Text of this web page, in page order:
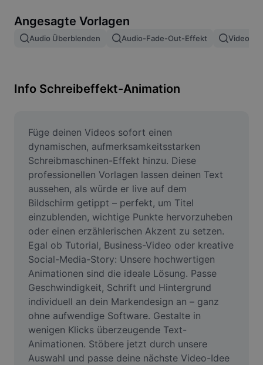
Bilder zusammenfügen
Bildgröße ändern
Meme-Generator
AI Text Remover
AI People Remover
AI Inpainting
Face Cutout
Video
Videohintergrund entfernen
Qualität verbessern
Videoeditor
Angesagte Vorlagen
Audio Überblenden Audio-Fade-Out-Effekt Video
Info Schreibeffekt-Animation
Füge deinen Videos sofort einen
dynamischen, aufmerksamkeitsstarken
Schreibmaschinen-Effekt hinzu. Diese
professionellen Vorlagen lassen deinen Text
aussehen, als würde er live auf dem
Bildschirm getippt – perfekt, um Titel
einzublenden, wichtige Punkte hervorzuheben
oder einen erzählerischen Akzent zu setzen.
Egal ob Tutorial, Business-Video oder kreative
Social-Media-Story: Unsere hochwertigen
Animationen sind die ideale Lösung. Passe
Geschwindigkeit, Schrift und Hintergrund
individuell an dein Markendesign an – ganz
ohne aufwendige Software. Gestalte in
wenigen Klicks überzeugende Text-
Animationen. Stöbere jetzt durch unsere
Auswahl und passe deine nächste Video-Idee